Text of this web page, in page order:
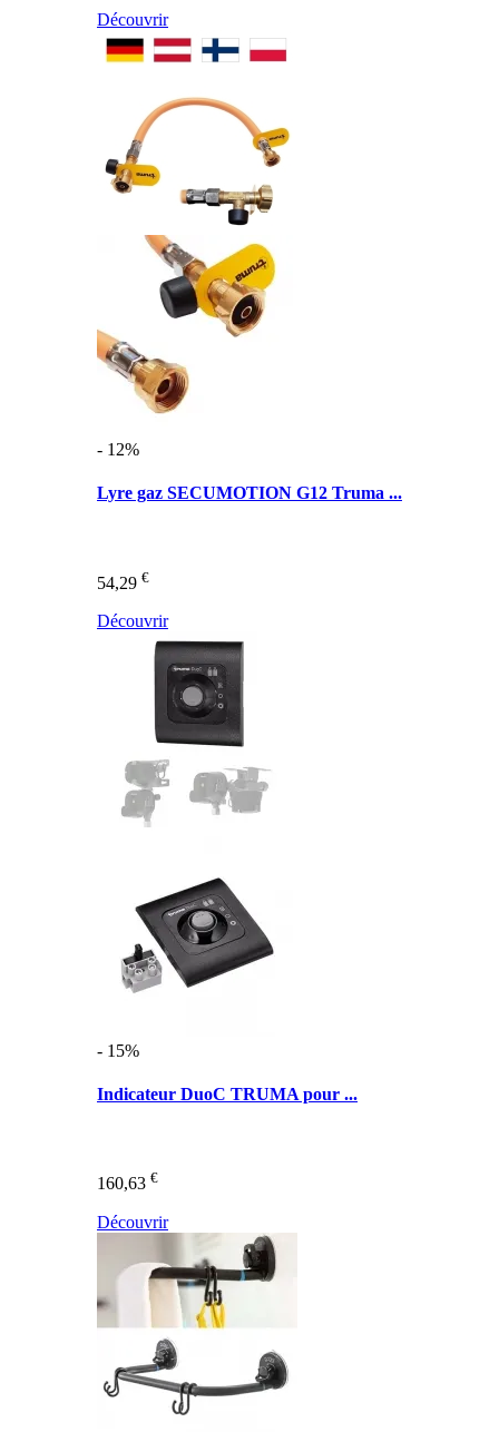
Découvrir
- 12%
Lyre gaz SECUMOTION G12 Truma ...
54,29 €
Découvrir
- 15%
Indicateur DuoC TRUMA pour ...
160,63 €
Découvrir